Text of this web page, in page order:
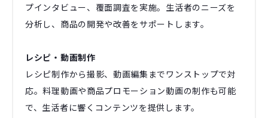
プインタビュー、覆面調査を実施。生活者のニーズを
分析し、商品の開発や改善をサポートします。
レシピ・動画制作
レシピ制作から撮影、動画編集までワンストップで対
応。料理動画や商品プロモーション動画の制作も可能
で、生活者に響くコンテンツを提供します。